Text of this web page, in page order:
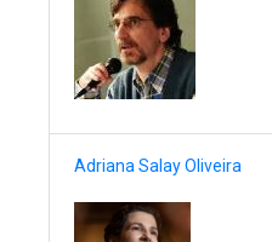
Adriana Salay Oliveira